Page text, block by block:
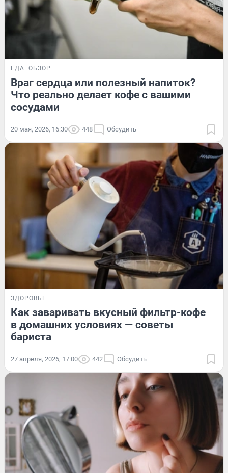
ЕДА ОБЗОР
Враг сердца или полезный напиток?
Что реально делает кофе с вашими
сосудами
20 мая, 2026, 16:30 448 Обсудить
ЗДОРОВЬЕ
Как заваривать вкусный фильтр-кофе
в домашних условиях — советы
бариста
27 апреля, 2026, 17:00 442 Обсудить